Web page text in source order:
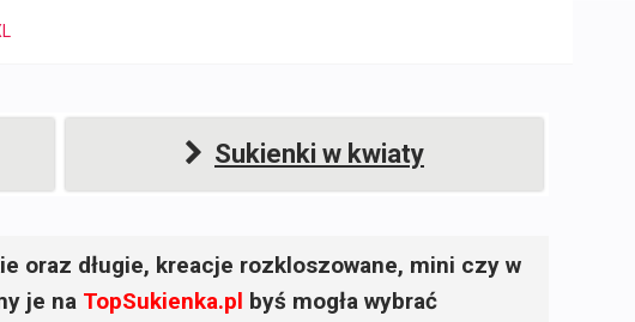
Sukienki w kwiaty
oraz długie, kreacje rozkloszowane, mini czy w
je na TopSukienka.pl byś mogła wybrać